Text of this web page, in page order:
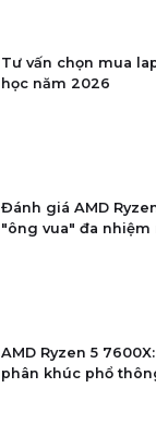
Tư vấn chọn mua
học năm 2026
Đánh giá AMD
"ông vua" đa nhiệm
AMD Ryzen 5
phân khúc phổ